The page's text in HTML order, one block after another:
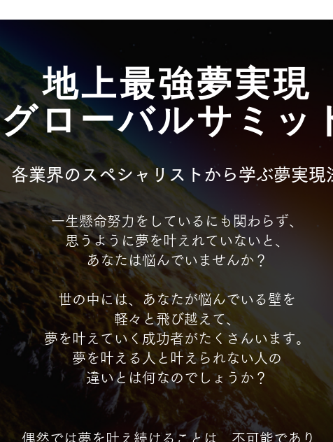
地上最強夢実現
グローバルサミッ
各業界のスペシャリストから学ぶ夢実現
一生懸命努力をしているにも関わらず、
思うように夢を叶えれていないと、
あなたは悩んでいませんか？
世の中には、あなたが悩んでいる壁を
軽々と飛び越えて、
夢を叶えていく成功者がたくさんいます。
夢を叶える人と叶えられない人の
違いとは何なのでしょうか？
偶然では夢を叶え続けることは、不可能であり、